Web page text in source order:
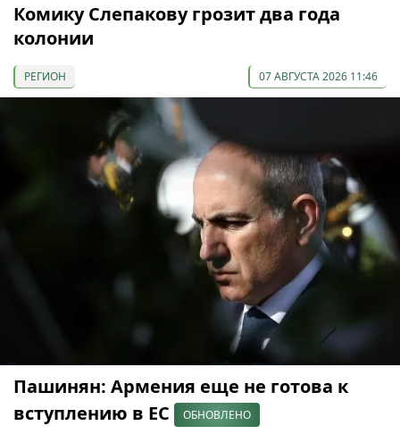
Комику Слепакову грозит два года
колонии
РЕГИОН 07 АВГУСТА 2026 11:46
Пашинян: Армения еще не готова к
вступлению в ЕС
ОБНОВЛЕНО